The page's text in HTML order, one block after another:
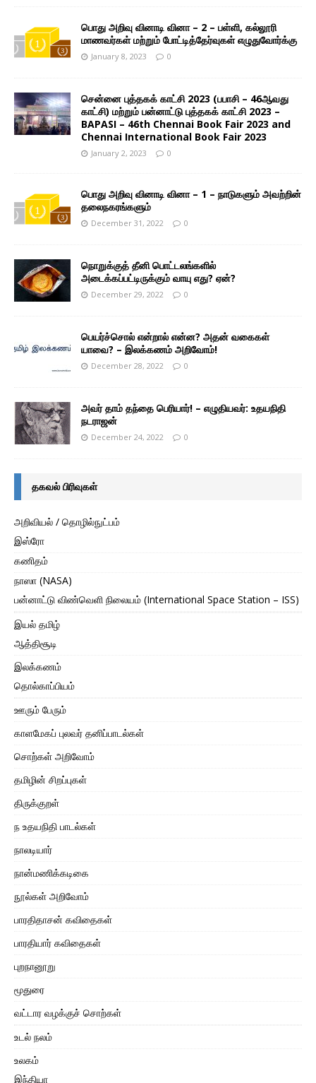
பொது அறிவு வினாடி வினா – 2 – பள்ளி, கல்லூரி
மாணவர்கள் மற்றும் போட்டித்தேர்வுகள் எழுதுவோர்க்கு
January 8, 2023 0
சென்னை புத்தகக் காட்சி 2023 (பபாசி – 46ஆவது
காட்சி) மற்றும் பன்னாட்டு புத்தகக் காட்சி 2023 –
BAPASI – 46th Chennai Book Fair 2023 and
Chennai International Book Fair 2023
January 2, 2023 0
பொது அறிவு வினாடி வினா – 1 – நாடுகளும் அவற்றின்
தலைநகரங்களும்
December 31, 2022 0
நொறுக்குத் தீனி பொட்டலங்களில்
அடைக்கப்பட்டிருக்கும் வாயு எது? ஏன்?
December 29, 2022 0
பெயர்ச்சொல் என்றால் என்ன? அதன் வகைகள்
யாவை? – இலக்கணம் அறிவோம்!
December 28, 2022 0
அவர் தாம் தந்தை பெரியார்! – எழுதியவர்: உதயநிதி
நடராஜன்
December 24, 2022 0
தகவல் பிரிவுகள்
அறிவியல் / தொழில்நுட்பம்
இஸ்ரோ
கணிதம்
நாஸா (NASA)
பன்னாட்டு விண்வெளி நிலையம் (International Space Station – ISS)
இயல் தமிழ்
ஆத்திசூடி
இலக்கணம்
தொல்காப்பியம்
ஊரும் பேரும்
காளமேகப் புலவர் தனிப்பாடல்கள்
சொற்கள் அறிவோம்
தமிழின் சிறப்புகள்
திருக்குறள்
ந உதயநிதி பாடல்கள்
நாலடியார்
நான்மணிக்கடிகை
நூல்கள் அறிவோம்
பாரதிதாசன் கவிதைகள்
பாரதியார் கவிதைகள்
புறநானூறு
மூதுரை
வட்டார வழக்குச் சொற்கள்
உடல் நலம்
உலகம்
இந்தியா